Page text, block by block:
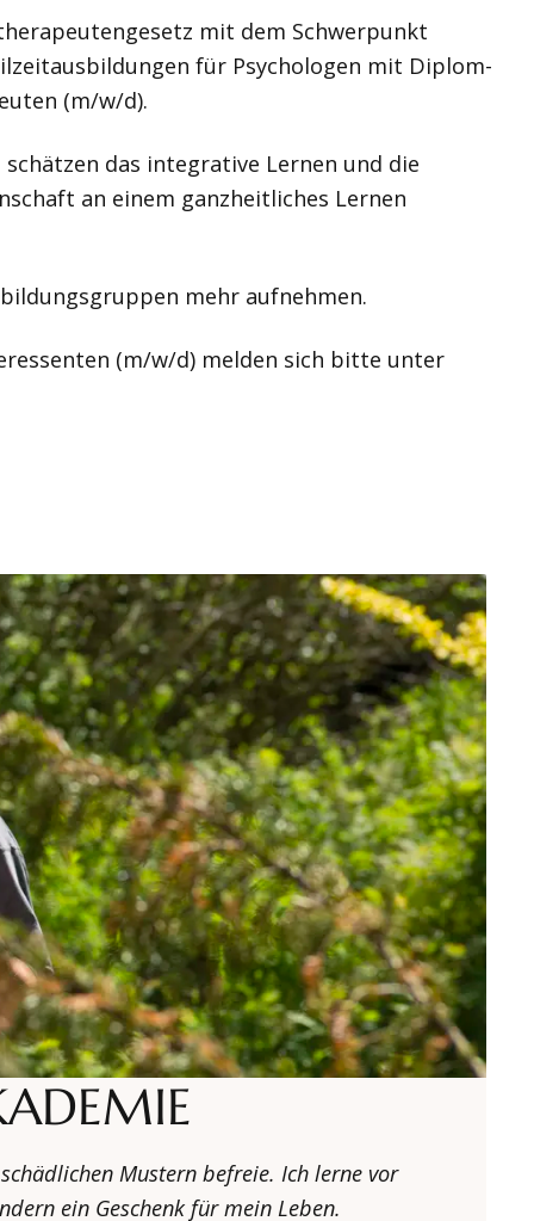
mit dem Schwerpunkt
für Psychologen mit Diplom-
(m/w/d).
das integrative Lernen und die
an einem ganzheitliches Lernen
mehr aufnehmen.
(m/w/d) melden sich bitte unter
Mustern befreie. Ich lerne vor
ein Geschenk für mein Leben.